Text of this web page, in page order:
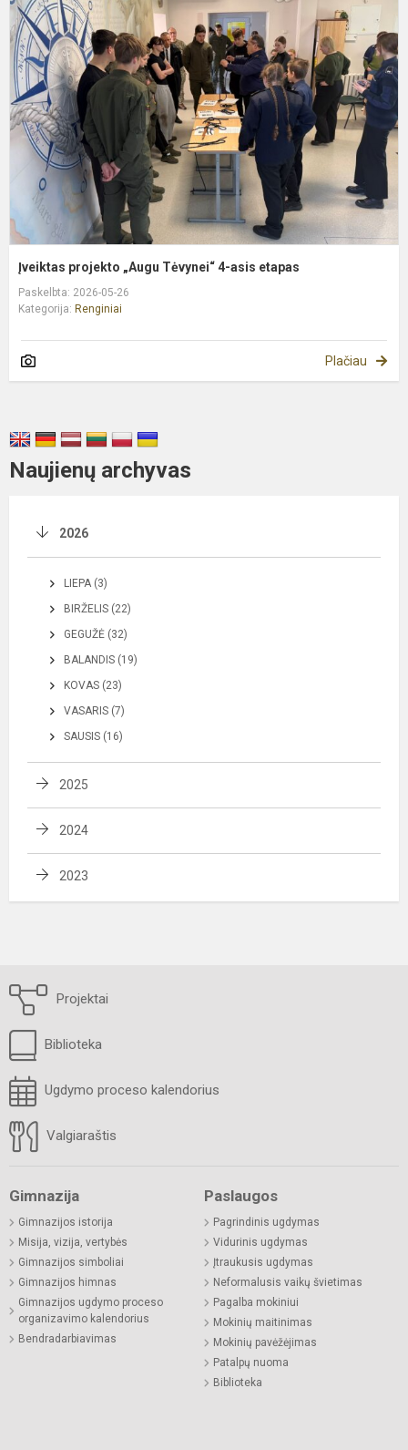
Įveiktas projekto „Augu Tėvynei“ 4-asis etapas
Paskelbta: 2026-05-26
Kategorija: Renginiai
Plačiau
Naujienų archyvas
2026
LIEPA (3)
BIRŽELIS (22)
GEGUŽĖ (32)
BALANDIS (19)
KOVAS (23)
VASARIS (7)
SAUSIS (16)
2025
2024
2023
Projektai
Biblioteka
Ugdymo proceso kalendorius
Valgiaraštis
Gimnazija
Gimnazijos istorija
Misija, vizija, vertybės
Gimnazijos simboliai
Gimnazijos himnas
Gimnazijos ugdymo proceso
organizavimo kalendorius
Bendradarbiavimas
Paslaugos
Pagrindinis ugdymas
Vidurinis ugdymas
Įtraukusis ugdymas
Neformalusis vaikų švietimas
Pagalba mokiniui
Mokinių maitinimas
Mokinių pavėžėjimas
Patalpų nuoma
Biblioteka